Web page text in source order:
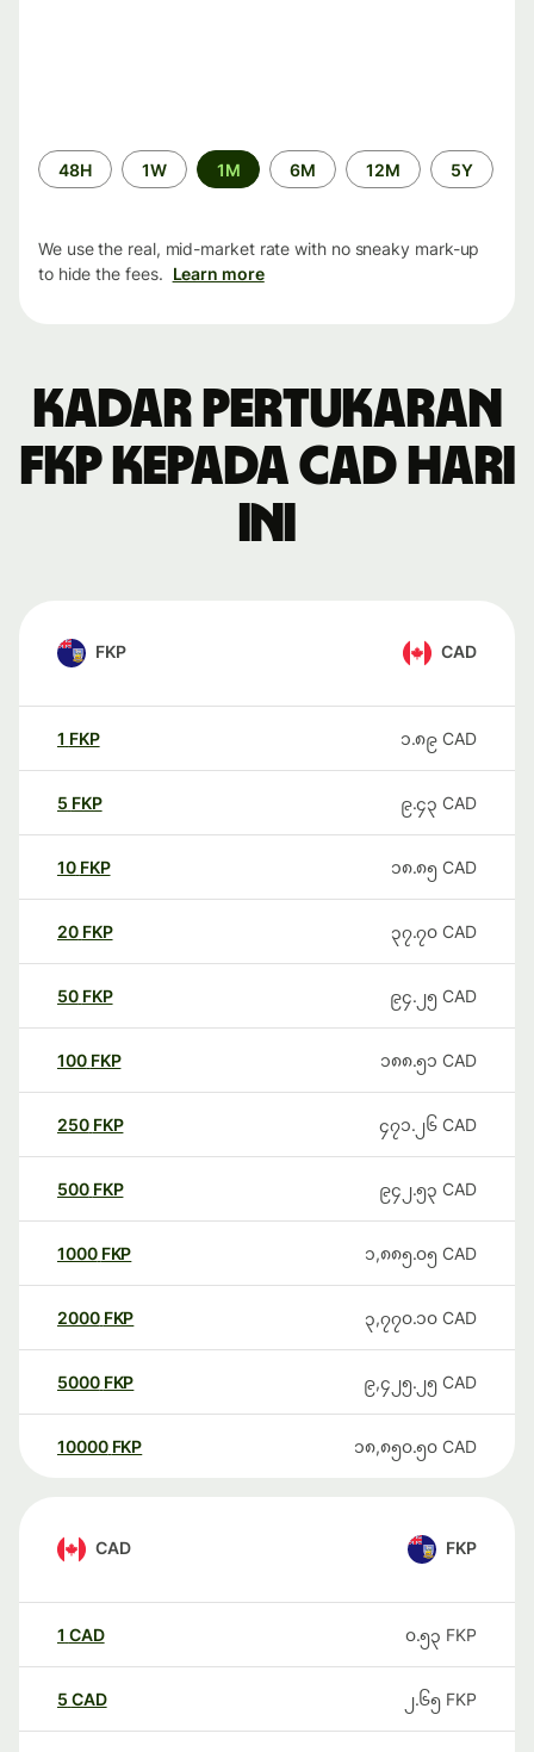
Time
period
48H 1W 1M 6M 12M 5Y
We use the real, mid-market rate with no sneaky mark-up
to hide the fees. Learn more
Kadar pertukaran
FKP kepada CAD hari
ini
FKP CAD
1 FKP ၁.၈၉ CAD
5 FKP ၉.၄၃ CAD
10 FKP ၁၈.၈၅ CAD
20 FKP ၃၇.၇၀ CAD
50 FKP ၉၄.၂၅ CAD
100 FKP ၁၈၈.၅၁ CAD
250 FKP ၄၇၁.၂၆ CAD
500 FKP ၉၄၂.၅၃ CAD
1000 FKP ၁,၈၈၅.၀၅ CAD
2000 FKP ၃,၇၇၀.၁၀ CAD
5000 FKP ၉,၄၂၅.၂၅ CAD
10000 FKP ၁၈,၈၅၀.၅၀ CAD
CAD FKP
1 CAD ၀.၅၃ FKP
5 CAD ၂.၆၅ FKP